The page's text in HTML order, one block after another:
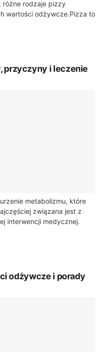
różne rodzaje pizzy
wartości odżywcze.Pizza to
przyczyny i leczenie
metabolizmu, które
związana jest z
interwencji medycznej.
uratować życie.Stan ten
odżywcze i porady